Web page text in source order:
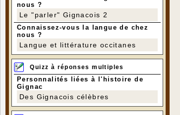
nous ?
Le "parler" Gignacois 2
Connaissez-vous la langue de chez
nous ?
Langue et littérature occitanes
Quizz à réponses multiples
Personnalités liées à l'histoire de
Gignac
Des Gignacois célèbres